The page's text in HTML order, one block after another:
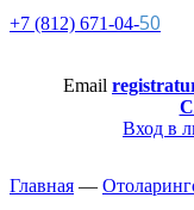
+7 (812) 671-04-50
Email
Вход в
Главная —